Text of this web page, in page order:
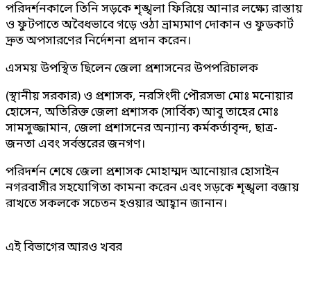
পরিদর্শনকালে তিনি সড়কে শৃঙ্খলা ফিরিয়ে আনার লক্ষ্যে রাস্তায়
ও ফুটপাতে অবৈধভাবে গড়ে ওঠা ভ্রাম্যমাণ দোকান ও ফুডকার্ট
দ্রুত অপসারণের নির্দেশনা প্রদান করেন।
এসময় উপস্থিত ছিলেন জেলা প্রশাসনের উপপরিচালক
(স্থানীয় সরকার) ও প্রশাসক, নরসিংদী পৌরসভা মোঃ মনোয়ার
হোসেন, অতিরিক্ত জেলা প্রশাসক (সার্বিক) আবু তাহের মোঃ
সামসুজ্জামান, জেলা প্রশাসনের অন্যান্য কর্মকর্তাবৃন্দ, ছাত্র-
জনতা এবং সর্বস্তরের জনগণ।
পরিদর্শন শেষে জেলা প্রশাসক মোহাম্মদ আনোয়ার হোসাইন
নগরবাসীর সহযোগিতা কামনা করেন এবং সড়কে শৃঙ্খলা বজায়
রাখতে সকলকে সচেতন হওয়ার আহ্বান জানান।
এই বিভাগের আরও খবর